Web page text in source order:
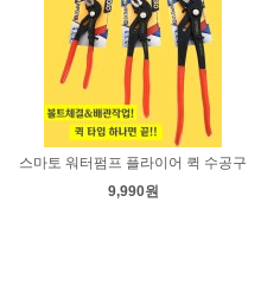
스마토 워터펌프 플라이어 퀵 수공구
9,990원